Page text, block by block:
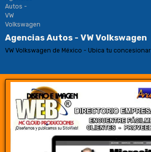
Agencias Autos - VW Volkswagen
VW Volkswagen de México - Ubica tu